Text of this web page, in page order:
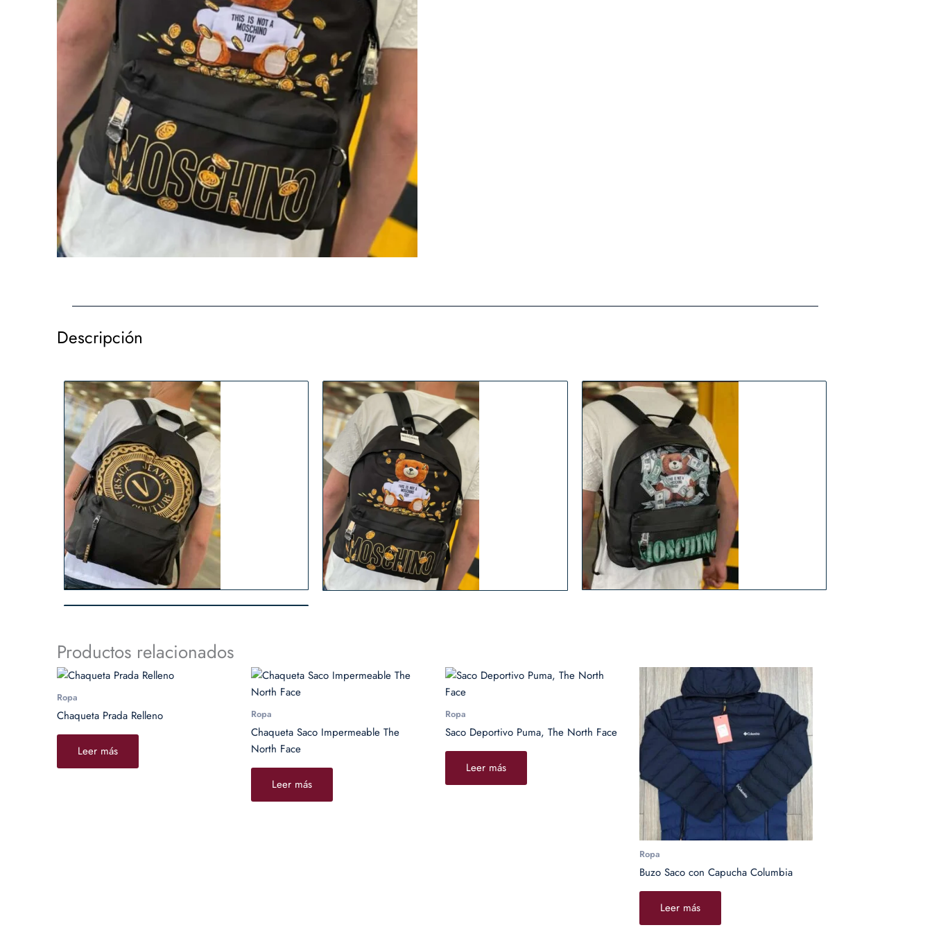
Descripción
Productos relacionados
Ropa
Chaqueta Prada Relleno
Leer más
Ropa
Chaqueta Saco Impermeable The
North Face
Leer más
Ropa
Saco Deportivo Puma, The North Face
Leer más
Ropa
Buzo Saco con Capucha Columbia
Leer más